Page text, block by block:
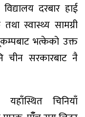
दरबार हाई
स्वास्थ्य सामग्री
भत्केको उक्त
चीन सरकारबाट नै
चिनियाँ